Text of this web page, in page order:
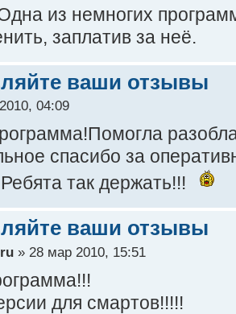
из немногих
заплатив за неё.
ваши отзывы
04:09
спасибо за
так держать!!!
ваши отзывы
» 28 мар 2010, 15:51
для смартов!!!!!